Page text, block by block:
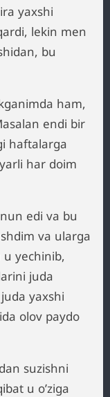
yaxshi
lekin men
bu
ham,
endi bir
haftalarga
har doim
edi va bu
va ularga
yechinib,
juda
yaxshi
olov paydo
suzishni
u o’ziga